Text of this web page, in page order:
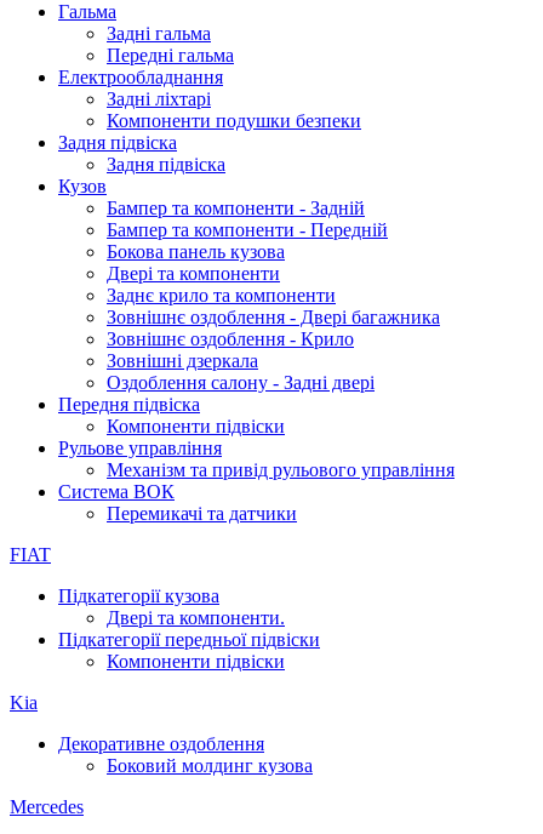
Гальма
Задні гальма
Передні гальма
Електрообладнання
Задні ліхтарі
Компоненти подушки безпеки
Задня підвіска
Задня підвіска
Кузов
Бампер та компоненти - Задній
Бампер та компоненти - Передній
Бокова панель кузова
Двері та компоненти
Заднє крило та компоненти
Зовнішнє оздоблення - Двері багажника
Зовнішнє оздоблення - Крило
Зовнішні дзеркала
Оздоблення салону - Задні двері
Передня підвіска
Компоненти підвіски
Рульове управління
Механізм та привід рульового управління
Система ВОК
Перемикачі та датчики
FIAT
Підкатегорії кузова
Двері та компоненти.
Підкатегорії передньої підвіски
Компоненти підвіски
Kia
Декоративне оздоблення
Боковий молдинг кузова
Mercedes